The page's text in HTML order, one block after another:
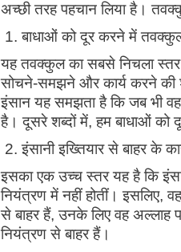
अच्छी तरह पहचान लिया है।
1. बाधाओं को दूर करने में
यह तवक्कुल का सबसे निचला स्तर
सोचने-समझने और कार्य करने की
इंसान यह समझता है कि जब भी
है। दूसरे शब्दों में, हम बाधाओं को
2. इंसानी इख्तियार से बाहर के
इसका एक उच्च स्तर यह है कि
नियंत्रण में नहीं होतीं। इसलिए,
से बाहर हैं, उनके लिए वह अल्लाह
नियंत्रण से बाहर हैं।